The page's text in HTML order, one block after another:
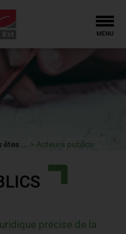
MENU
... Acteurs publics
précise de la